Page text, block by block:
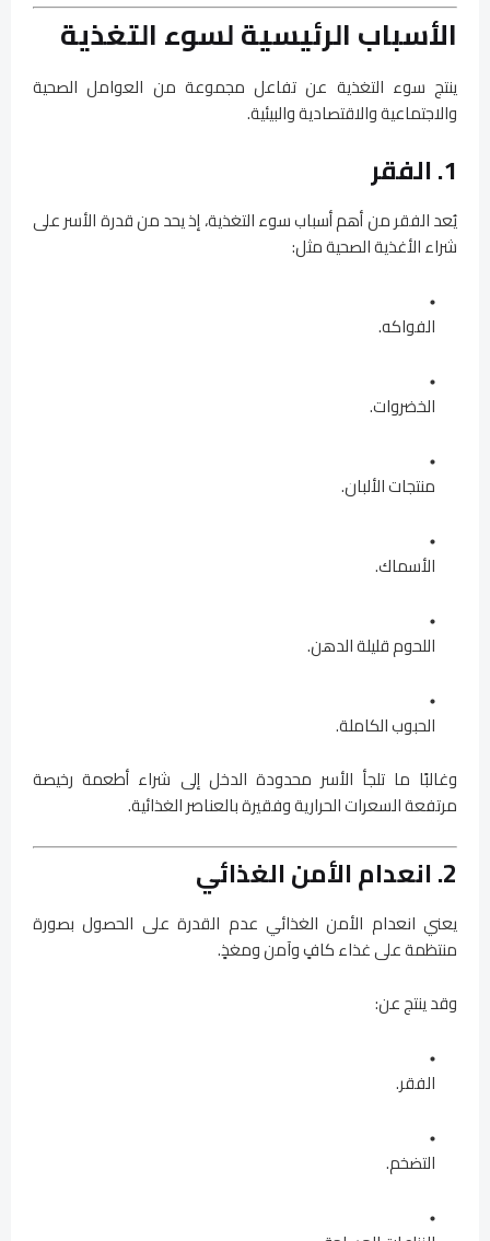
الأسباب الرئيسية لسوء التغذية
ينتج سوء التغذية عن تفاعل مجموعة من العوامل الصحية
والاجتماعية والاقتصادية والبيئية.
1. الفقر
يُعد الفقر من أهم أسباب سوء التغذية، إذ يحد من قدرة الأسر على
شراء الأغذية الصحية مثل:
الفواكه.
الخضروات.
منتجات الألبان.
الأسماك.
اللحوم قليلة الدهن.
الحبوب الكاملة.
وغالبًا ما تلجأ الأسر محدودة الدخل إلى شراء أطعمة رخيصة
مرتفعة السعرات الحرارية وفقيرة بالعناصر الغذائية.
2. انعدام الأمن الغذائي
يعني انعدام الأمن الغذائي عدم القدرة على الحصول بصورة
منتظمة على غذاء كافٍ وآمن ومغذٍ.
وقد ينتج عن:
الفقر.
التضخم.